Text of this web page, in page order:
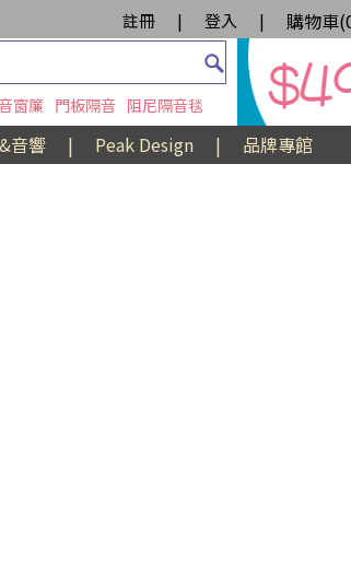
註冊 | 登入 | 購物車(
窗簾 門板隔音 阻尼隔音毯
音響 | Peak Design |
品牌專館